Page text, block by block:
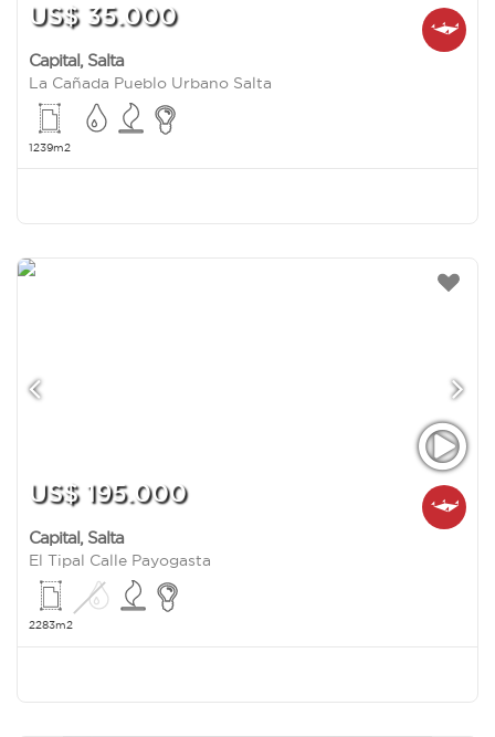
US$ 35.000
Capital, Salta
La Cañada Pueblo Urbano Salta
1239m2
US$ 195.000
Capital, Salta
El Tipal Calle Payogasta
2283m2